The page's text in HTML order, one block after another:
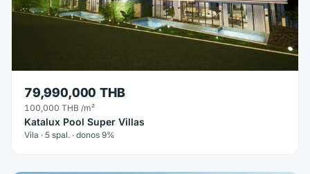
79,990,000 THB
100,000 THB /m²
Katalux Pool Super Villas
Vila · 5 spal. · donos 9%